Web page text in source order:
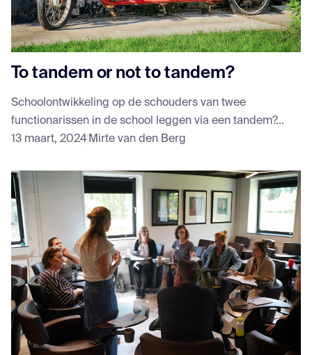
To tandem or not to tandem?
Schoolontwikkeling op de schouders van twee
functionarissen in de school leggen via een tandem?...
13 maart, 2024Mirte van den Berg